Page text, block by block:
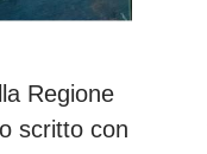
Regione
scritto con